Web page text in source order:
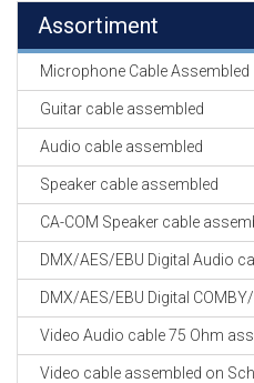
Assortiment
Microphone Cable Assembled
Guitar cable assembled
Audio cable assembled
Speaker cable assembled
CA-COM Speaker cable
DMX/AES/EBU Digital Audio
DMX/AES/EBU Digital
Video Audio cable 75 Ohm
Video cable assembled on